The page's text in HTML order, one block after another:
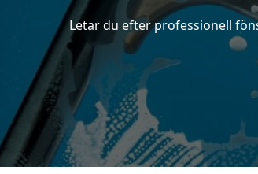
Letar du efter professionell